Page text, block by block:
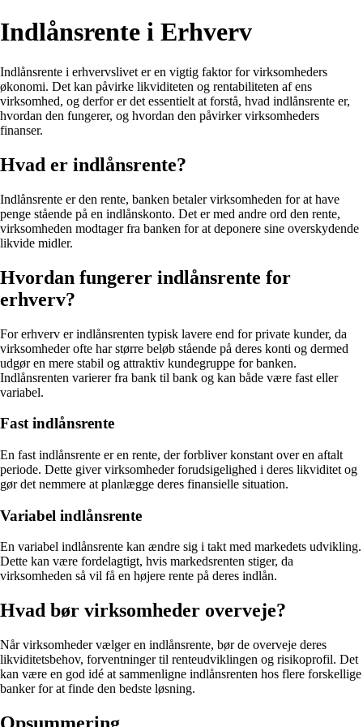
Indlånsrente i Erhverv
Indlånsrente i erhvervslivet er en vigtig faktor for virksomheders
økonomi. Det kan påvirke likviditeten og rentabiliteten af ens
virksomhed, og derfor er det essentielt at forstå, hvad indlånsrente er,
hvordan den fungerer, og hvordan den påvirker virksomheders
finanser.
Hvad er indlånsrente?
Indlånsrente er den rente, banken betaler virksomheden for at have
penge stående på en indlånskonto. Det er med andre ord den rente,
virksomheden modtager fra banken for at deponere sine overskydende
likvide midler.
Hvordan fungerer indlånsrente for
erhverv?
For erhverv er indlånsrenten typisk lavere end for private kunder, da
virksomheder ofte har større beløb stående på deres konti og dermed
udgør en mere stabil og attraktiv kundegruppe for banken.
Indlånsrenten varierer fra bank til bank og kan både være fast eller
variabel.
Fast indlånsrente
En fast indlånsrente er en rente, der forbliver konstant over en aftalt
periode. Dette giver virksomheder forudsigelighed i deres likviditet og
gør det nemmere at planlægge deres finansielle situation.
Variabel indlånsrente
En variabel indlånsrente kan ændre sig i takt med markedets udvikling.
Dette kan være fordelagtigt, hvis markedsrenten stiger, da
virksomheden så vil få en højere rente på deres indlån.
Hvad bør virksomheder overveje?
Når virksomheder vælger en indlånsrente, bør de overveje deres
likviditetsbehov, forventninger til renteudviklingen og risikoprofil. Det
kan være en god idé at sammenligne indlånsrenten hos flere forskellige
banker for at finde den bedste løsning.